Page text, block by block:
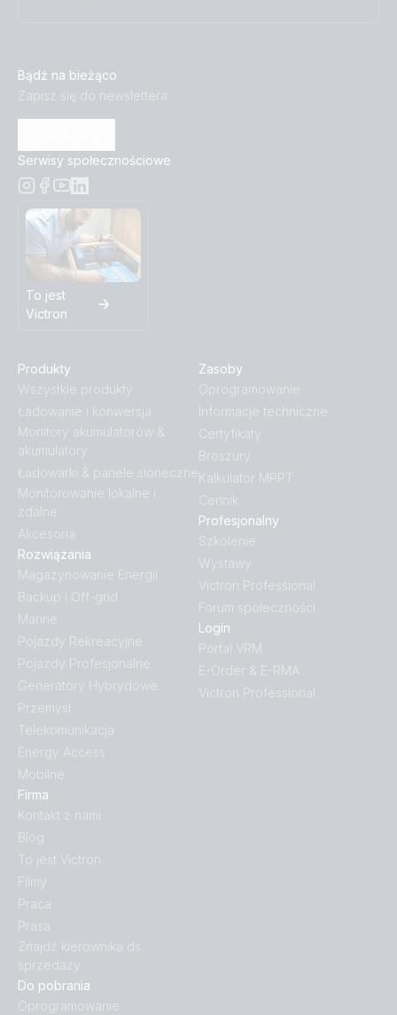
Bądź na bieżąco
Zapisz się do newslettera
Serwisy społecznościowe
To jest
Victron
Produkty
Wszystkie produkty
Ładowanie i konwersja
Monitory akumulatorów &
akumulatory
Ładowarki & panele słoneczne
Monitorowanie lokalne i
zdalne
Akcesoria
Do pobrania
Oprogramowanie
Rozwiązania
Magazynowanie Energii
Backup i Off-grid
Marine
Pojazdy Rekreacyjne
Pojazdy Profesjonalne
Generatory Hybrydowe
Przemysł
Telekomunikacja
Energy Access
Mobilne
Firma
Kontakt z nami
Blog
To jest Victron
Filmy
Praca
Prasa
Znajdź kierownika ds.
sprzedaży
Zasoby
Oprogramowanie
Informacje techniczne
Certyfikaty
Broszury
Kalkulator MPPT
Cennik
Profesjonalny
Szkolenie
Wystawy
Victron Professional
Forum społeczności
Login
Portal VRM
E-Order & E-RMA
Victron Professional